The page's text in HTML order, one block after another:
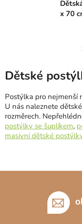
x 70
Dětské
Postýlka pro nejmenší
U nás naleznete
rozměrech.
postýlky se šuplíkem,
masivní dětské